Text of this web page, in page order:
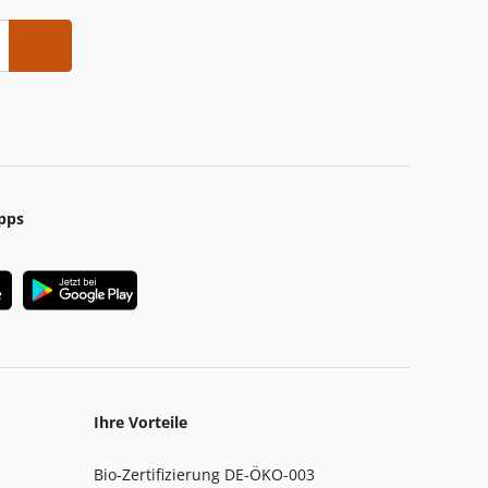
Ihre Vorteile
Bio-Zertifizierung DE-ÖKO-003